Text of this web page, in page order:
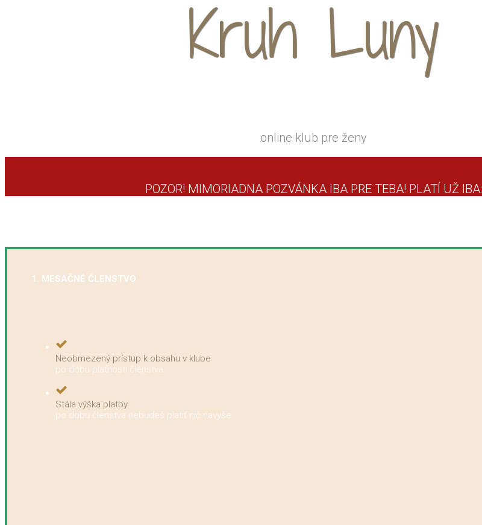
Kruh Luny
online klub pre ženy
POZOR! MIMORIADNA POZVÁNKA IBA PRE TEBA! PLATÍ UŽ IBA:
1. MESAČNÉ ČLENSTVO
Neobmezený prístup k obsahu v klube
po dobu platnosti členstva
Stála výška platby
po dobu členstva nebudeš platiť nič navyše